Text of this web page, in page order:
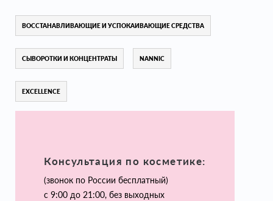
ВОССТАНАВЛИВАЮЩИЕ И УСПОКАИВАЮЩИЕ СРЕДСТВА
СЫВОРОТКИ И КОНЦЕНТРАТЫ NANNIC
EXCELLENCE
Консультация по косметике:
(звонок по России бесплатный)
с 9:00 до 21:00, без выходных